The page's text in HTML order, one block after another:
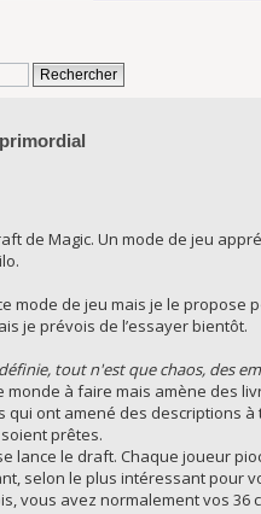
de Magic. Un mode de jeu
mode de jeu mais je le
je prévois de l’essayer bientôt.
tout n'est que chaos, des
monde à faire mais amène des
qui ont amené des descriptions
prêtes.
lance le draft. Chaque joueur
selon le plus intéressant pour
vous avez normalement vos 36